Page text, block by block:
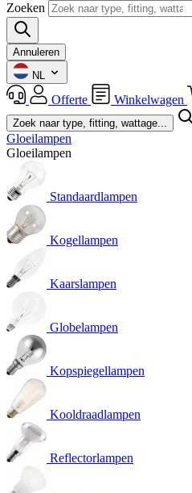
Zoeken
Annuleren
NL
Offerte Winkelwagen
Gloeilampen
Gloeilampen
Standaardlampen
Kogellampen
Kaarslampen
Globelampen
Kopspiegellampen
Kooldraadlampen
Reflectorlampen